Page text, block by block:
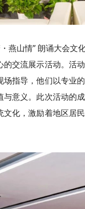
燕山情” 朗诵大会
交流展示活动。活
指导，他们以专业
意义。此次活动的
化，激励着地区居